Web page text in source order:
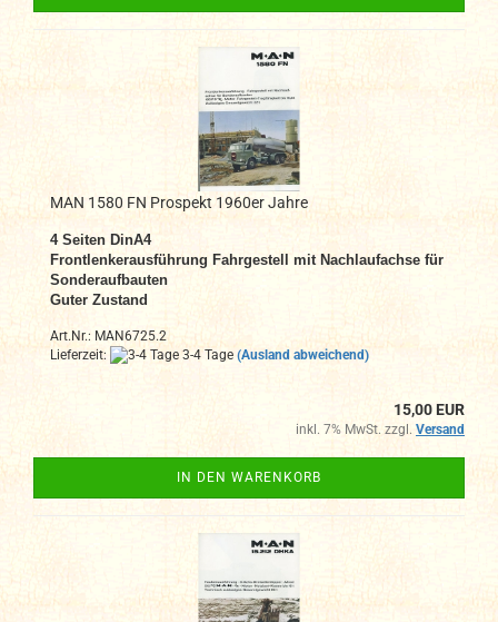
MAN 1580 FN Prospekt 1960er Jahre
4 Seiten DinA4
Frontlenkerausführung Fahrgestell mit Nachlaufachse für
Sonderaufbauten
Guter Zustand
Art.Nr.: MAN6725.2
Lieferzeit:
3-4 Tage (Ausland abweichend)
15,00 EUR
inkl. 7% MwSt. zzgl. Versand
IN DEN WARENKORB